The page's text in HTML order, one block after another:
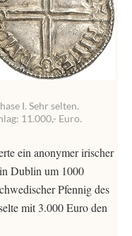
I. Sehr selten.
11.000,- Euro.
ein anonymer irischer
Dublin um 1000
Pfennig des
mit 3.000 Euro den